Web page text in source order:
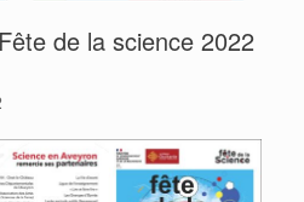
de la science 2022